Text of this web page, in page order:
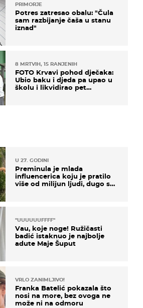
PRIMORJE
Potres zatresao obalu: "Čula
sam razbijanje čaša u stanu
iznad"
8 MRTVIH, 15 RANJENIH
FOTO Krvavi pohod dječaka:
Ubio baku i djeda pa upao u
školu i likvidirao pet
U 27. GODINI
Preminula je mlada
influencerica koju je pratilo
više od milijun ljudi, dugo se
"UUUUUUFFFF"
Vau, koje noge! Ružičasti
badić istaknuo je najbolje
adute Maje Šuput
VRLO ZANIMLJIVO!
Franka Batelić pokazala što
nosi na more, bez ovoga ne
može ni na odmoru